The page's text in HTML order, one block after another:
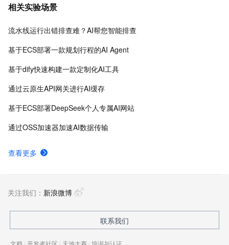
DSW云原生交互式建模平台、PAI-DLC云原生AI基础平
征、万亿样本规模加速训练，百余落地场景，全面提升
工程效率。
相关实验场景
流水线运行出错排查难？AI帮您智能排查
基于ECS部署一款规划行程的AI Agent
基于dify快速构建一款定制化AI工具
通过云原生API网关进行AI缓存
基于ECS部署DeepSeek个人专属AI网站
通过OSS加速器加速AI数据传输
查看更多
关注我们： 新浪微博
联系我们
文档 | 开发者社区 | 天池大赛 | 培训与认证